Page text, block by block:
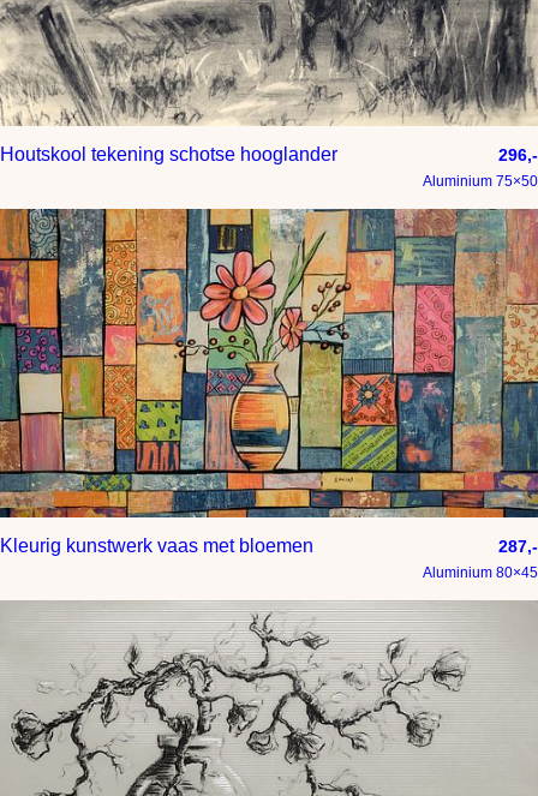
Houtskool tekening schotse hooglander 296,-
Aluminium 75×50
Kleurig kunstwerk vaas met bloemen 287,-
Aluminium 80×45